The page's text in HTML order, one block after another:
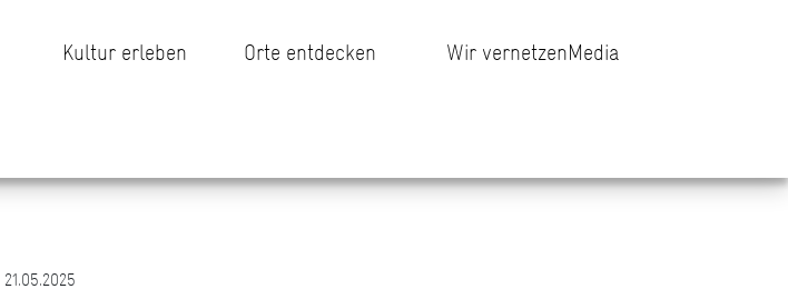
Kultur erleben Orte entdecken Wir vernetzenMedia
21.05.2025